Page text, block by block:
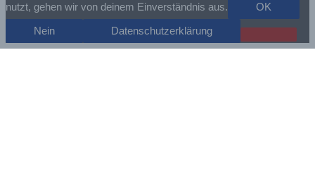
nutzt, gehen wir von deinem Einverständnis aus.
OK
Nein Datenschutzerklärung